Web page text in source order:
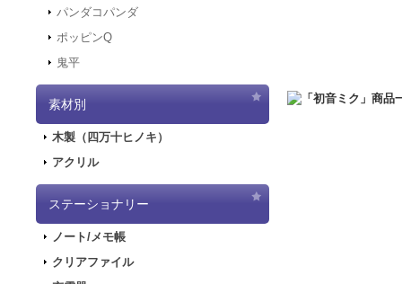
パンダコパンダ
ポッピンQ
鬼平
素材別
木製（四万十ヒノキ）
アクリル
ステーショナリー
ノート/メモ帳
クリアファイル
2021.7.7東京オリ